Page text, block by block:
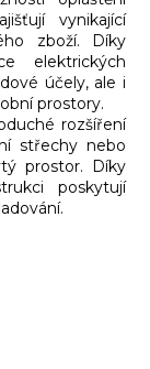
vynikající
zboží. Díky
elektrických
účely, ale i
prostory.
rozšíření
střechy nebo
prostor. Díky
poskytují